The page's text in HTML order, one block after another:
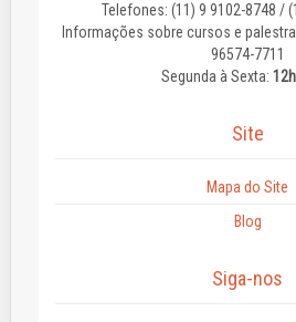
Telefones: (11) 9 9102-8748 /
Informações sobre cursos e
96574-7711
Segunda à Sexta:
Site
Mapa do Site
Blog
Siga-nos